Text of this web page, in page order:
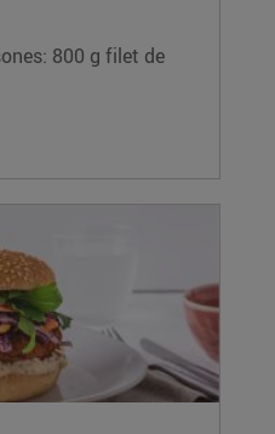
800 g filet de